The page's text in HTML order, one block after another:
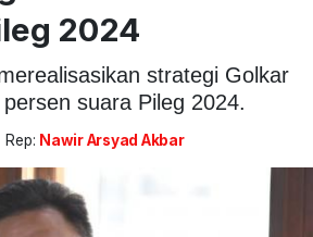
2024
strategi Golkar
suara Pileg 2024.
Rep: Nawir Arsyad Akbar